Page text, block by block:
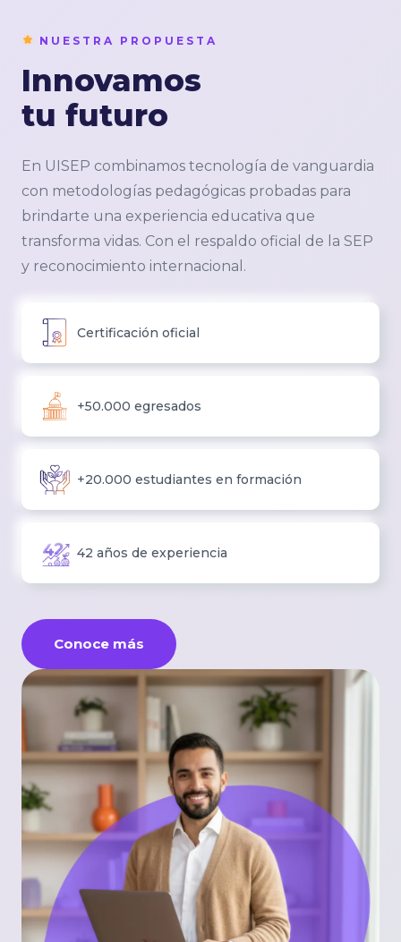
NUESTRA PROPUESTA
Innovamos
tu futuro
En UISEP combinamos tecnología de vanguardia
con metodologías pedagógicas probadas para
brindarte una experiencia educativa que
transforma vidas. Con el respaldo oficial de la SEP
y reconocimiento internacional.
Certificación oficial
+50.000 egresados
+20.000 estudiantes en formación
42 años de experiencia
Conoce más